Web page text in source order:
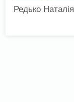
Редько Наталія